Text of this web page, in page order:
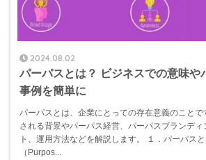
2024.08.02
パーパスとは？ ビジネスでの意味や
事例を簡単に
パーパスとは、企業にとっての存在意義のことで
される背景やパーパス経営、パーパスブランディ
ト、運用方法などを解説します。 １．パーパス
（Purpos...